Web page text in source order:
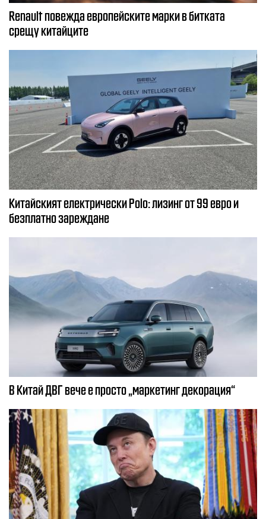
Renault повежда европейските марки в битката
срещу китайците
Китайският електрически Polo: лизинг от 99 евро и
безплатно зареждане
В Китай ДВГ вече е просто „маркетинг декорация“